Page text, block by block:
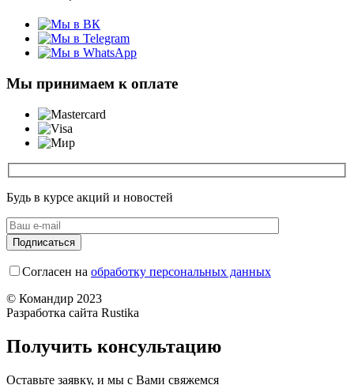
Мы принимаем к оплате
Будь в курсе акций и новостей
Согласен на обработку персональных данных
© Командир 2023
Разработка сайта Rustika
Получить консультацию
Оставьте заявку, и мы с Вами свяжемся